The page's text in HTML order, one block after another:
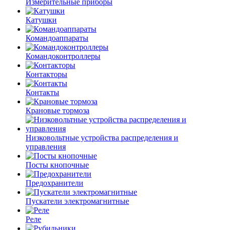
Измерительные приборы
Катушки
Командоаппараты
Командоконтроллеры
Контакторы
Контакты
Крановые тормоза
Низковольтные устройства распределения и
управления
Посты кнопочные
Предохранители
Пускатели электромагнитные
Реле